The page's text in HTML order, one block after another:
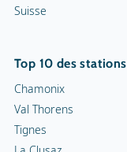
Suisse
Top 10 des stations
Chamonix
Val Thorens
Tignes